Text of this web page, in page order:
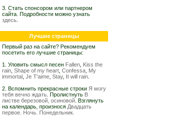
3. Стать спонсором или партнером
сайта. Подробности можно узнать
здесь
Лучшие страницы
Первый раз на сайте? Рекомендуем
посетить его лучшие страницы:
1. Уловить смысл песен Fallen Kiss the
rain Shape of my heart Confessa My
immortal Je T'aime Stay, It will rain
2. Вспомнить прекрасные строки Я могу
тебя вечно ждать . Пролистнуть В
листве березовой, осиновой . Взглянуть
на календарь, произнося Двадцать
первое. Ночь. Понедельник.